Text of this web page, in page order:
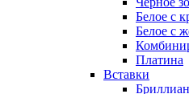
Белое с
Белое с
Платина
Вставки